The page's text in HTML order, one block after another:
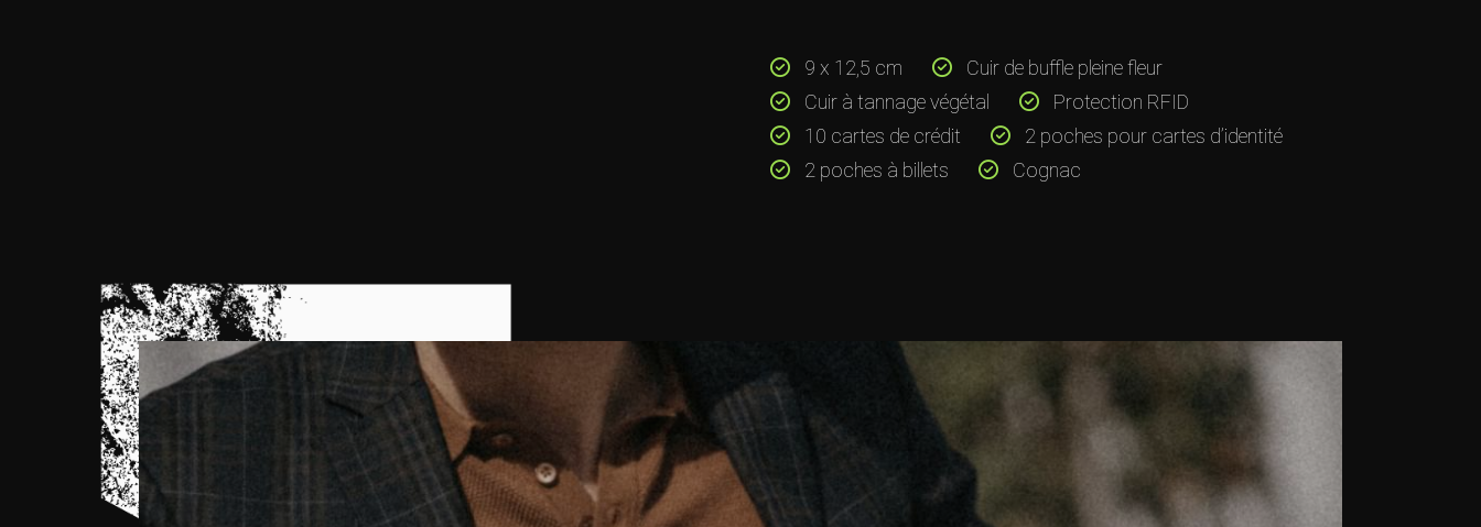
9 x 12,5 cm
Cuir de buffle pleine fleur
Cuir à tannage végétal
Protection RFID
10 cartes de crédit
2 poches pour cartes d’identité
2 poches à billets
Cognac